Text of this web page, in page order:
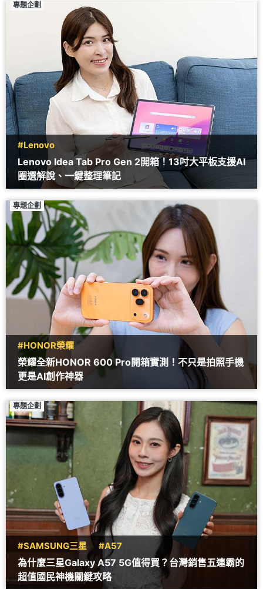
專題企劃
#Lenovo
Lenovo Idea Tab Pro Gen 2開箱！13吋大平板支援AI
圈選解說、一鍵整理筆記
專題企劃
#HONOR榮耀
榮耀全新HONOR 600 Pro開箱實測！不只是拍照手機
更是AI創作神器
專題企劃
#SAMSUNG三星 #A57
為什麼三星Galaxy A57 5G值得買？台灣銷售五連霸的
超值國民神機關鍵攻略